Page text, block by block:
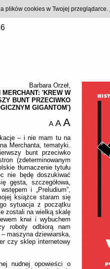
Barbara Orzeł,
'KREW W
BUNT PRZECIWKO
GIGANTOM')
A A A
– i nie mam tu na
Merchanta, tematyki.
bunt przeciwko
(zdeterminowanym
tłumaczenie tytułu
nie będę doszukiwać
gęsta, szczegółowa,
i „Preludium”,
książce staram się
sytuacja z początku
zostali na wielką skalę
krwi i wybuchem
roboty odbiorą nam
maszyna dziewiarska,
czy sklep internetowy
nudnej opowieści o
plików cookies w Twojej przeglądarce.